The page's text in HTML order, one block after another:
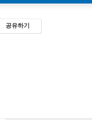
공유하기